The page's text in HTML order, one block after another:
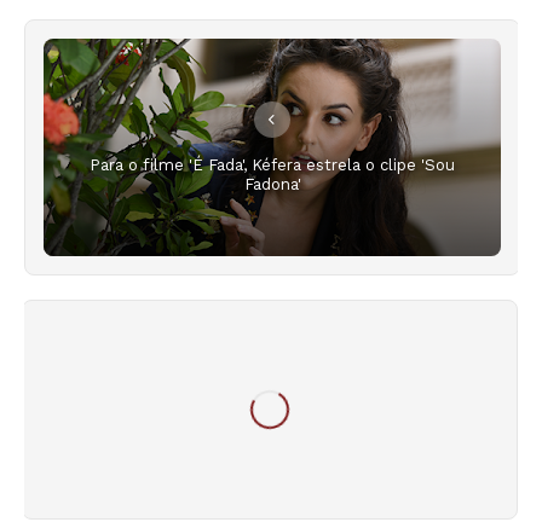
Para o filme 'É Fada', Kéfera estrela o clipe 'Sou
Fadona'